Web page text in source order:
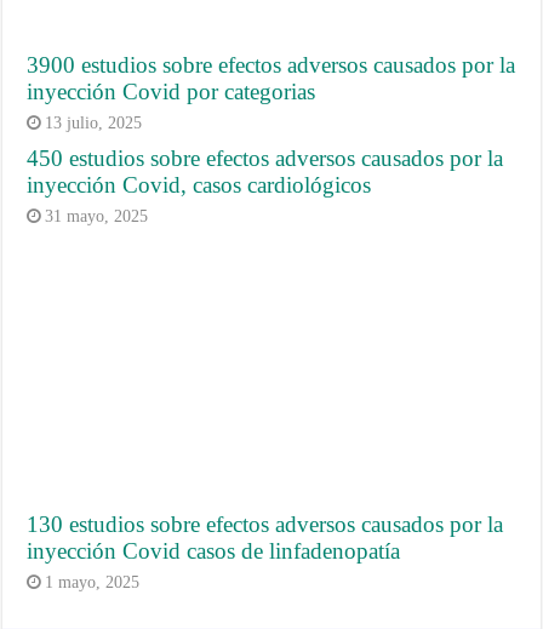
3900 estudios sobre efectos adversos causados por la
inyección Covid por categorias
13 julio, 2025
450 estudios sobre efectos adversos causados por la
inyección Covid, casos cardiológicos
31 mayo, 2025
130 estudios sobre efectos adversos causados por la
inyección Covid casos de linfadenopatía
1 mayo, 2025